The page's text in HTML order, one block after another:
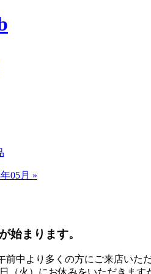
05月 »
始まります。
中より多くの方にご来店いた